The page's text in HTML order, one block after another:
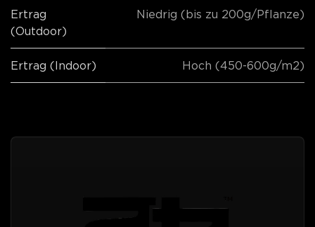
Ertrag
(Outdoor)
Niedrig (bis zu 200g/Pflanze)
Ertrag (Indoor) Hoch (450-600g/m2)